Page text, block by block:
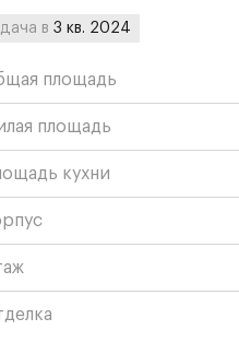
в3 кв. 2024
площадь
площадь
кухни